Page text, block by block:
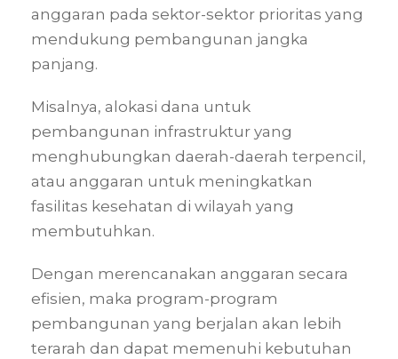
anggaran pada sektor-sektor prioritas yang
mendukung pembangunan jangka
panjang.
Misalnya, alokasi dana untuk
pembangunan infrastruktur yang
menghubungkan daerah-daerah terpencil,
atau anggaran untuk meningkatkan
fasilitas kesehatan di wilayah yang
membutuhkan.
Dengan merencanakan anggaran secara
efisien, maka program-program
pembangunan yang berjalan akan lebih
terarah dan dapat memenuhi kebutuhan